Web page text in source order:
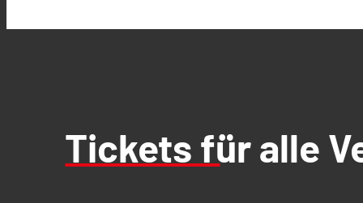
Tickets für alle